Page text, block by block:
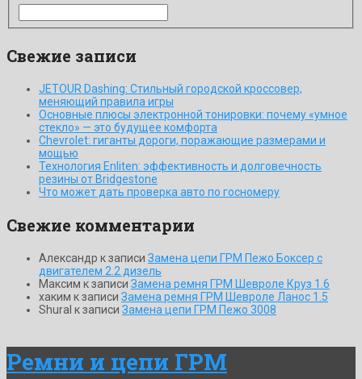
Свежие записи
JETOUR Dashing: Стильный городской кроссовер,
меняющий правила игры
Основные плюсы электронной тонировки: почему «умное
стекло» — это будущее комфорта
Chevrolet: гиганты дороги, поражающие размерами и
мощью
Технология Enliten: эффективность и долговечность
резины от Bridgestone
Что может дать проверка авто по госномеру
Свежие комментарии
Александр к записи Замена цепи ГРМ Пежо Боксер с
двигателем 2.2 дизель
Максим к записи Замена ремня ГРМ Шевроле Круз 1.6
хаким к записи Замена ремня ГРМ Шевроле Ланос 1.5
ShuraI к записи Замена цепи ГРМ Пежо 3008
Ремни и цепи ГРМ